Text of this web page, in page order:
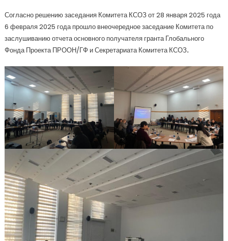
Согласно решению заседания Комитета КСОЗ от 28 января 2025 года
6 февраля 2025 года прошло внеочередное заседание Комитета по
заслушиванию отчета основного получателя гранта Глобального
Фонда Проекта ПРООН/ГФ и Секретариата Комитета КСОЗ.